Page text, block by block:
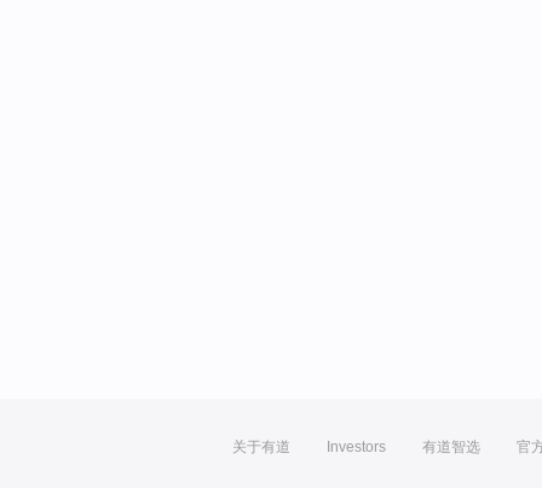
关于有道 Investors 有道智选 官